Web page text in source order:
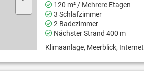
120 m² / Mehrere Etagen
3 Schlafzimmer
2 Badezimmer
Nächster Strand 400 m
Klimaanlage, Meerblick, Internet